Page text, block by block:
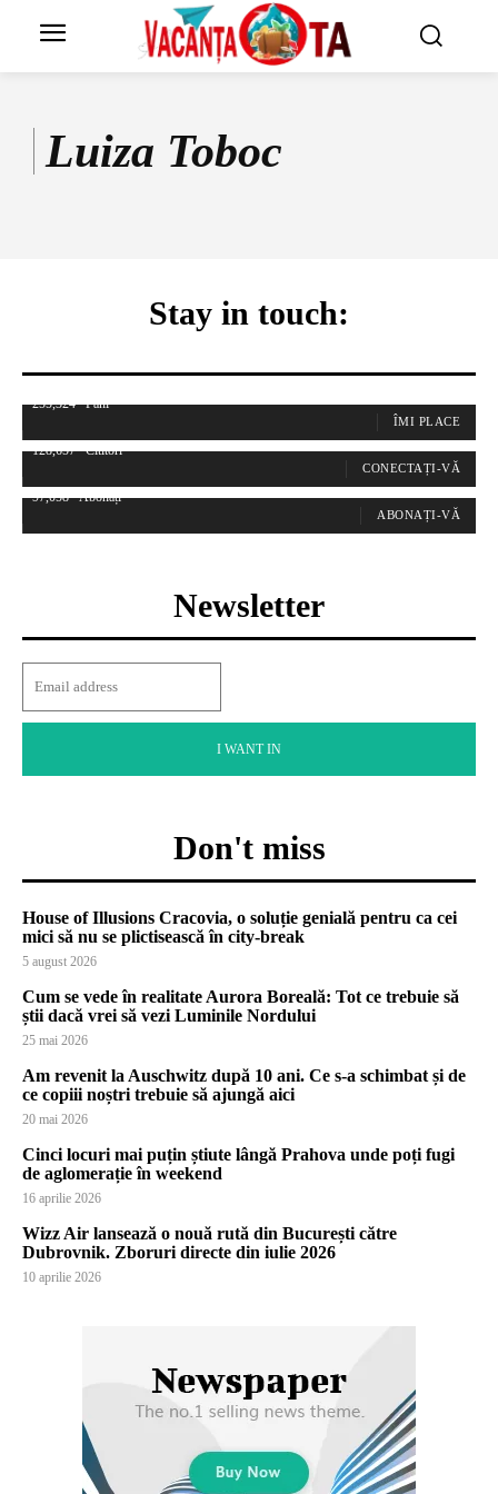
Luiza Toboc
Stay in touch:
255,324 Fani
ÎMI PLACE
128,657 Cititori
CONECTAȚI-VĂ
97,058 Abonați
ABONAȚI-VĂ
Newsletter
I WANT IN
Don't miss
House of Illusions Cracovia, o soluție genială pentru ca cei
mici să nu se plictisească în city-break
5 august 2026
Cum se vede în realitate Aurora Boreală: Tot ce trebuie să
știi dacă vrei să vezi Luminile Nordului
25 mai 2026
Am revenit la Auschwitz după 10 ani. Ce s-a schimbat și de
ce copiii noștri trebuie să ajungă aici
20 mai 2026
Cinci locuri mai puțin știute lângă Prahova unde poți fugi
de aglomerație în weekend
16 aprilie 2026
Wizz Air lansează o nouă rută din București către
Dubrovnik. Zboruri directe din iulie 2026
10 aprilie 2026